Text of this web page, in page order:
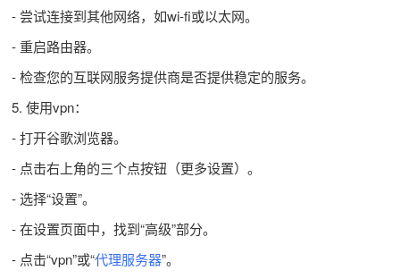
- 尝试连接到其他网络，如wi-fi或以太网。
- 重启路由器。
- 检查您的互联网服务提供商是否提供稳定的服务。
5. 使用vpn：
- 打开谷歌浏览器。
- 点击右上角的三个点按钮（更多设置）。
- 选择“设置”。
- 在设置页面中，找到“高级”部分。
- 点击“vpn”或“代理服务器”。